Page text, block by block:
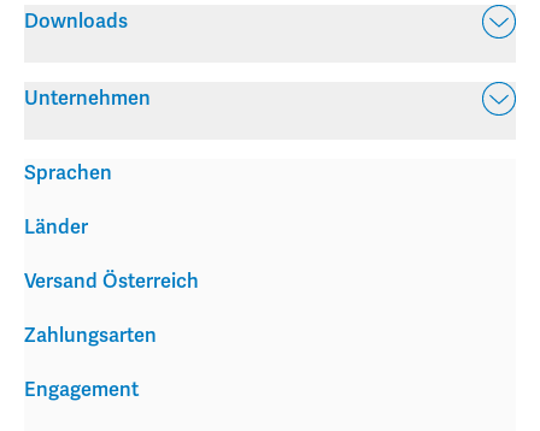
Downloads
Unternehmen
Versand Österreich
Zahlungsarten
Engagement
Sprachen
Länder